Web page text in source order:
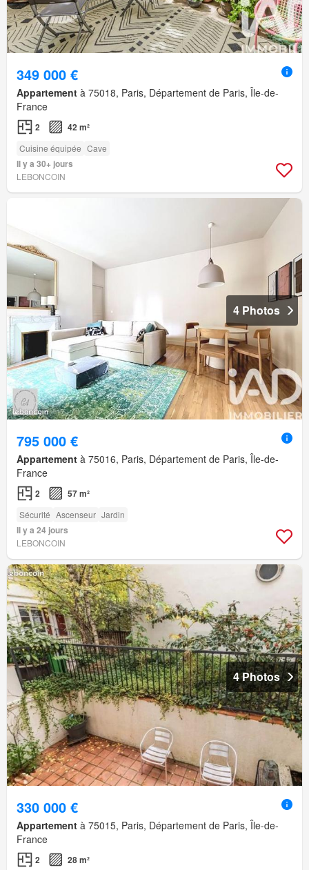
349 000 €
Appartement à 75018, Paris, Département de Paris, Île-de-
France
2 42 m²
Cuisine équipée Cave
Il y a 30+ jours
LEBONCOIN
4 Photos
795 000 €
Appartement à 75016, Paris, Département de Paris, Île-de-
France
2 57 m²
Sécurité Ascenseur Jardin
Il y a 24 jours
LEBONCOIN
4 Photos
330 000 €
Appartement à 75015, Paris, Département de Paris, Île-de-
France
2 28 m²